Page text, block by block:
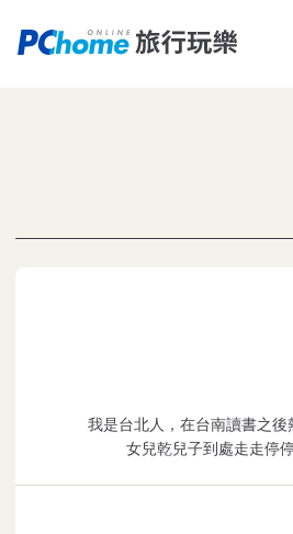
我是台北人，在台南讀書之
女兒乾兒子到處走走停